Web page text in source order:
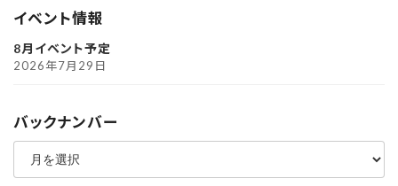
イベント情報
8月イベント予定
2026年7月29日
バックナンバー
ア
カ